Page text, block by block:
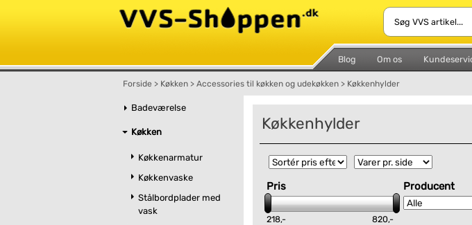
Blog Om os
Forside > Køkken > Accessories til køkken og udekøkken > Køkkenhylder
Badeværelse
Køkken
Køkkenarmatur
Køkkenvaske
Stålbordplader med
vask
Køkkenhylder
Pris
218,- 820,-
Producent